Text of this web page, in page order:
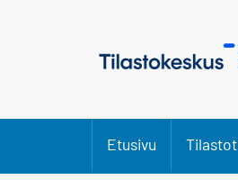
Etusivu